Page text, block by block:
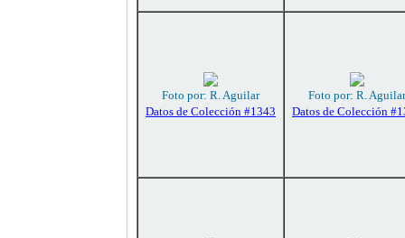
Foto por: R. Aguilar
Datos de Colección #1343
Foto por: R. Aguilar
Datos de Colección